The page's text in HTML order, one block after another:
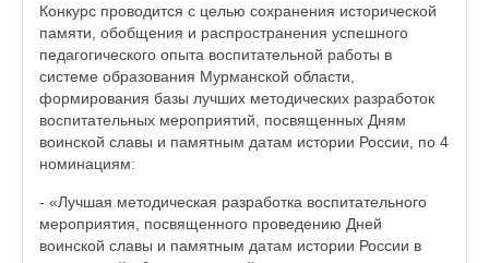
Конкурс проводится с целью сохранения исторической
памяти, обобщения и распространения успешного
педагогического опыта воспитательной работы в
системе образования Мурманской области,
формирования базы лучших методических разработок
воспитательных мероприятий, посвященных Дням
воинской славы и памятным датам истории России, по 4
номинациям:
- «Лучшая методическая разработка воспитательного
мероприятия, посвященного проведению Дней
воинской славы и памятным датам истории России в